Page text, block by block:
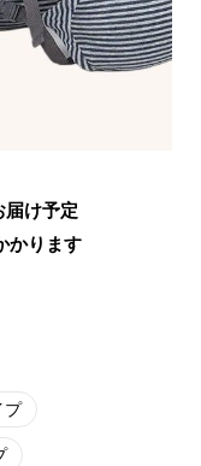
届け予定
かります
プ